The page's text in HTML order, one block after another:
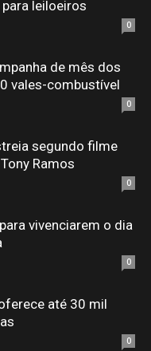
leiloeiros
0
de mês dos
vales-combustível
0
segundo filme
Ramos
0
vivenciarem o dia
0
até 30 mil
0